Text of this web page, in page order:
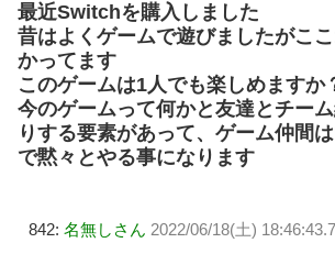
最近Switchを購入しました
昔はよくゲームで遊びましたがこ
かってます
このゲームは1人でも楽しめますか
今のゲームって何かと友達とチー
りする要素があって、ゲーム仲間
で黙々とやる事になります
842: 名無しさん 2022/06/18(土)